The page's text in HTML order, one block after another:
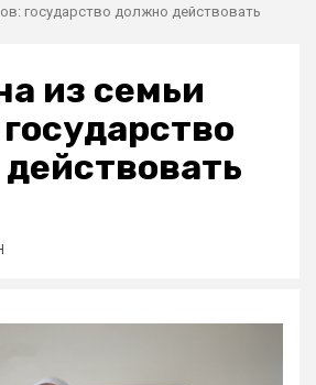
государство должно действовать
из семьи